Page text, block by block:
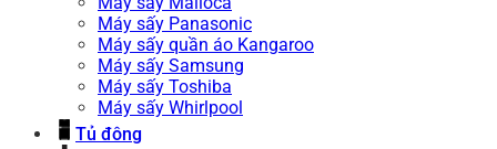
Máy sấy Panasonic
Máy sấy quần áo Kangaroo
Máy sấy Samsung
Máy sấy Toshiba
Máy sấy Whirlpool
Tủ đông